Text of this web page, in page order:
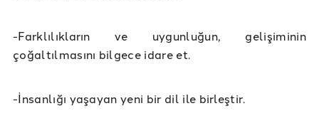
-Farklılıkların ve uygunluğun, gelişiminin
çoğaltılmasını bilgece idare et.
-İnsanlığı yaşayan yeni bir dil ile birleştir.